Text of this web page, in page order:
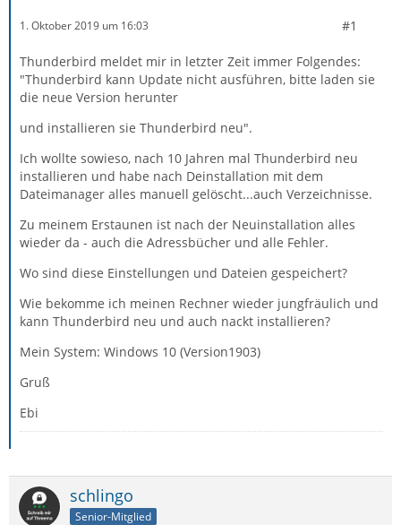
1. Oktober 2019 um 16:03 #1
Thunderbird meldet mir in letzter Zeit immer Folgendes:
"Thunderbird kann Update nicht ausführen, bitte laden sie
die neue Version herunter
und installieren sie Thunderbird neu".
Ich wollte sowieso, nach 10 Jahren mal Thunderbird neu
installieren und habe nach Deinstallation mit dem
Dateimanager alles manuell gelöscht...auch Verzeichnisse.
Zu meinem Erstaunen ist nach der Neuinstallation alles
wieder da - auch die Adressbücher und alle Fehler.
Wo sind diese Einstellungen und Dateien gespeichert?
Wie bekomme ich meinen Rechner wieder jungfräulich und
kann Thunderbird neu und auch nackt installieren?
Mein System: Windows 10 (Version1903)
Gruß
Ebi
schlingo
Senior-Mitglied